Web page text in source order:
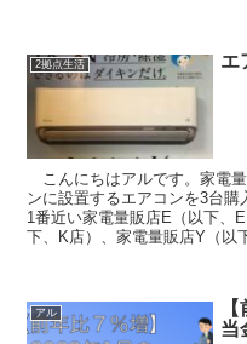
2拠点生活 エ
こんにちはアルです。家電
ンに設置するエアコンを3台
1番近い家電量販店E（以下、
下、K店）、家電量販店Y（以
アル
当